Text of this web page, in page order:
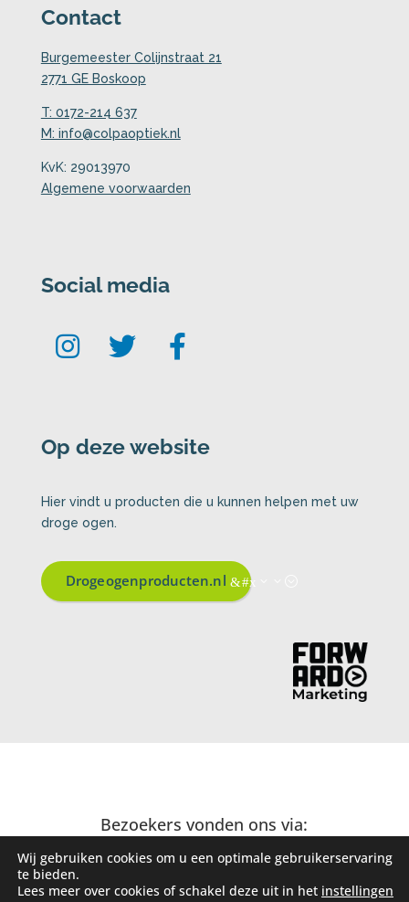
Contact
Burgemeester Colijnstraat 21
2771 GE Boskoop
T: 0172-214 637
M: info@colpaoptiek.nl
KvK: 29013970
Algemene voorwaarden
Social media
Op deze website
Hier vindt u producten die u kunnen helpen met uw
droge ogen.
Drogeogenproducten.nl
Bezoekers vonden ons via:
Wij gebruiken cookies om u een optimale gebruikerservaring
te bieden.
Lees meer over cookies of schakel deze uit in het instellingen